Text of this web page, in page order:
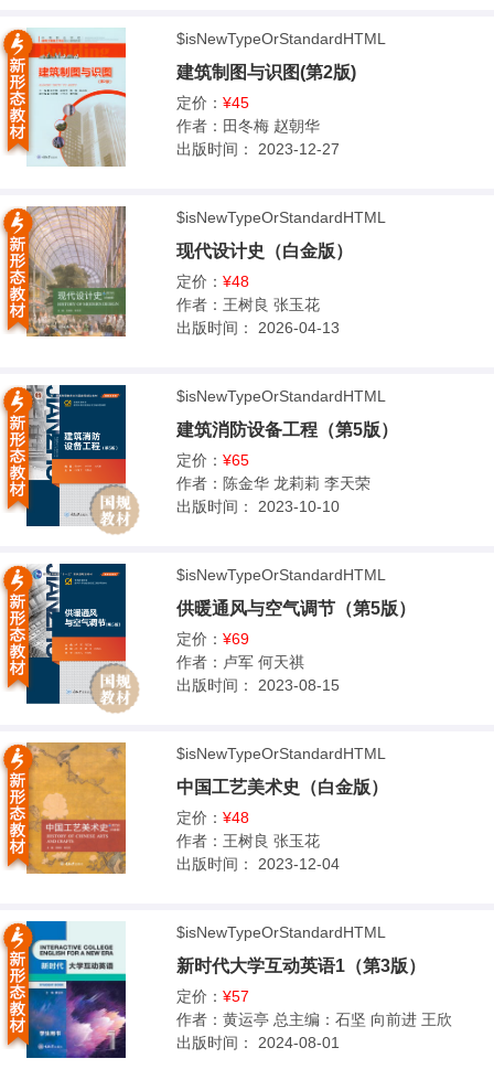
$isNewTypeOrStandardHTML
建筑制图与识图(第2版)
定价： ¥45
作者： 田冬梅 赵朝华
出版时间：
2023-12-27
$isNewTypeOrStandardHTML
现代设计史（白金版）
定价： ¥48
作者： 王树良 张玉花
出版时间：
2026-04-13
$isNewTypeOrStandardHTML
建筑消防设备工程（第5版）
定价： ¥65
作者： 陈金华 龙莉莉 李天荣
出版时间：
2023-10-10
$isNewTypeOrStandardHTML
供暖通风与空气调节（第5版）
定价： ¥69
作者： 卢军 何天祺
出版时间：
2023-08-15
$isNewTypeOrStandardHTML
中国工艺美术史（白金版）
定价： ¥48
作者： 王树良 张玉花
出版时间：
2023-12-04
$isNewTypeOrStandardHTML
新时代大学互动英语1（第3版）
定价： ¥57
作者： 黄运亭 总主编：石坚 向前进 王欣
出版时间：
2024-08-01